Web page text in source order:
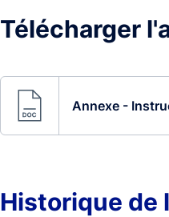
Télécharger
Annexe -
Historique de